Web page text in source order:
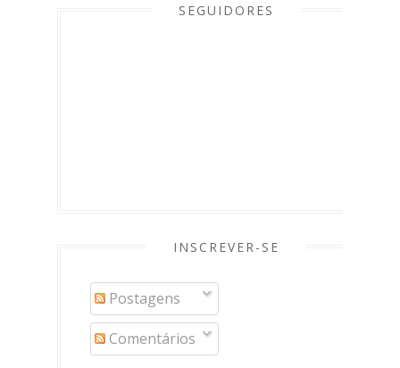
SEGUIDORES
INSCREVER-SE
Postagens
Comentários